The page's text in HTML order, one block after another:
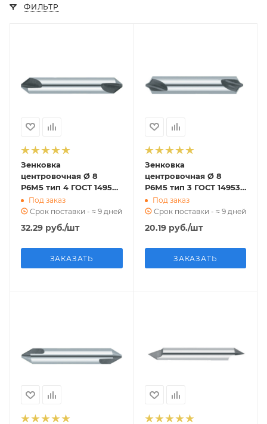
ФИЛЬТР
Зенковка
центровочная Ø 8
Р6М5 тип 4 ГОСТ 14953-
80Под заказ
Срок поставки - ≈ 9 дней
32.29 руб./шт
ЗАКАЗАТЬ
Зенковка
центровочная Ø 8
Р6М5 тип 3 ГОСТ 14953-
80Под заказ
Срок поставки - ≈ 9 дней
20.19руб./шт
ЗАКАЗАТЬ